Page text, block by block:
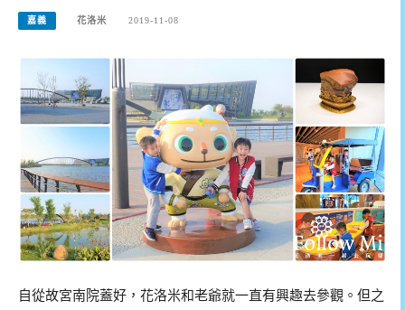
嘉義 花洛米 2019-11-08
自從故宮南院蓋好，花洛米和老爺就一直有興趣去參觀。但之